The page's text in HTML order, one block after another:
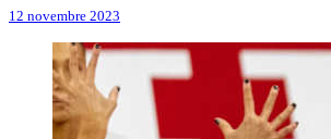
12 novembre 2023